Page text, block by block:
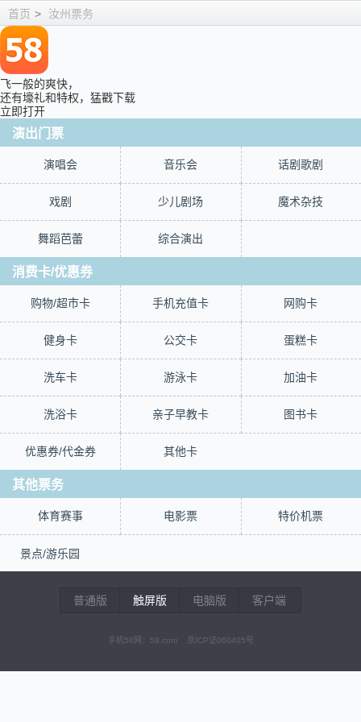
首页 > 汝州票务
飞一般的爽快，
还有壕礼和特权，猛戳下载
立即打开
演出门票
演唱会 音乐会 话剧歌剧
戏剧 少儿剧场 魔术杂技
舞蹈芭蕾 综合演出
消费卡/优惠券
购物/超市卡 手机充值卡 网购卡
健身卡 公交卡 蛋糕卡
洗车卡 游泳卡 加油卡
洗浴卡 亲子早教卡 图书卡
优惠券/代金券 其他卡
其他票务
体育赛事 电影票 特价机票
景点/游乐园
普通版 触屏版 电脑版 客户端
手机58网：58.com 京ICP证060405号